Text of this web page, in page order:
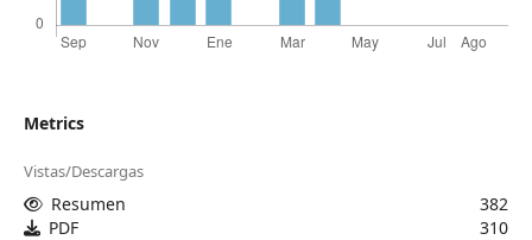
Metrics
Vistas/Descargas
Resumen
382
PDF
310